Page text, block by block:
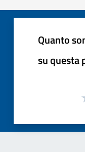
Quanto
su questa